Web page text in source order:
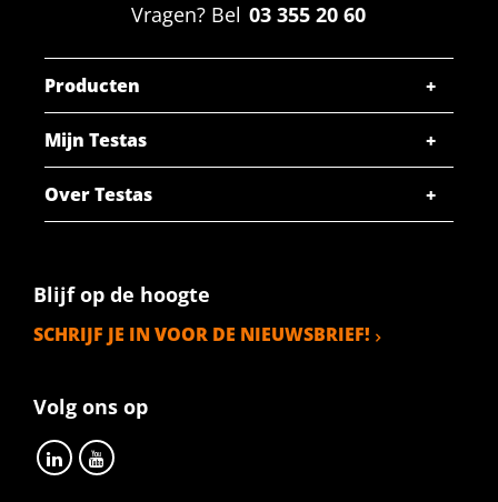
Vragen? Bel 03 355 20 60
Producten
Mijn Testas
Over Testas
Blijf op de hoogte
SCHRIJF JE IN VOOR DE NIEUWSBRIEF!
Volg ons op